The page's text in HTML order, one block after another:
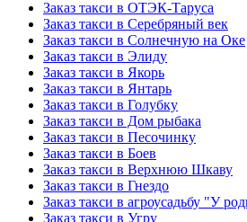
Заказ такси в ОТЭК-Таруса
Заказ такси в Серебряный век
Заказ такси в Солнечную на Оке
Заказ такси в Элиду
Заказ такси в Якорь
Заказ такси в Янтарь
Заказ такси в Голубку
Заказ такси в Дом рыбака
Заказ такси в Песочинку
Заказ такси в Боев
Заказ такси в Верхнюю Шкаву
Заказ такси в Гнездо
Заказ такси в агроусадьбу "У
Заказ такси в Угру